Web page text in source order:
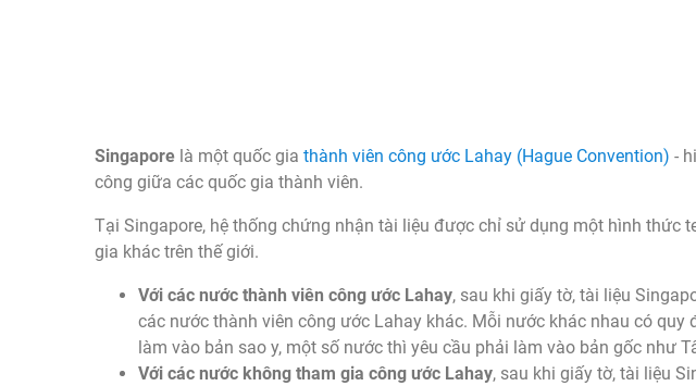
Singapore là một quốc gia thành viên công ước Lahay (Hague Convention) -
công giữa các quốc gia thành viên.
Tại Singapore, hệ thống chứng nhận tài liệu được chỉ sử dụng một hình
gia khác trên thế giới.
Với các nước thành viên công ước Lahay, sau khi giấy tờ, tài liệu
các nước thành viên công ước Lahay khác. Mỗi nước khác nhau có
làm vào bản sao y, một số nước thì yêu cầu phải làm vào bản gốc như
Với các nước không tham gia công ước Lahay, sau khi giấy tờ, tài liệu